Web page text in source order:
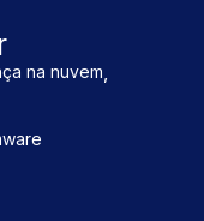
na nuvem,